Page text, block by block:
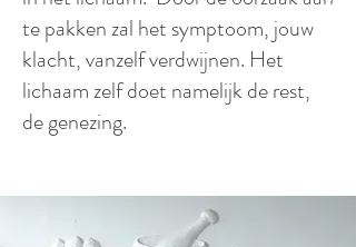
te pakken zal het symptoom, jouw
klacht, vanzelf verdwijnen. Het
lichaam zelf doet namelijk de rest,
de genezing.